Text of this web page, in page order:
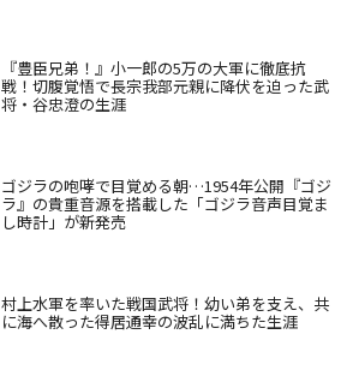
『豊臣兄弟！』小一郎の5万の大軍に徹底抗
戦！切腹覚悟で長宗我部元親に降伏を迫った武
将・谷忠澄の生涯
ゴジラの咆哮で目覚める朝…1954年公開『ゴジ
ラ』の貴重音源を搭載した「ゴジラ音声目覚ま
し時計」が新発売
村上水軍を率いた戦国武将！幼い弟を支え、共
に海へ散った得居通幸の波乱に満ちた生涯